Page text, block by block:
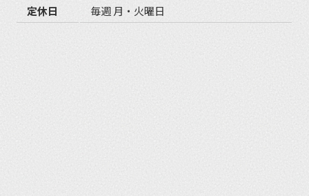
定休日
毎週 月・火曜日